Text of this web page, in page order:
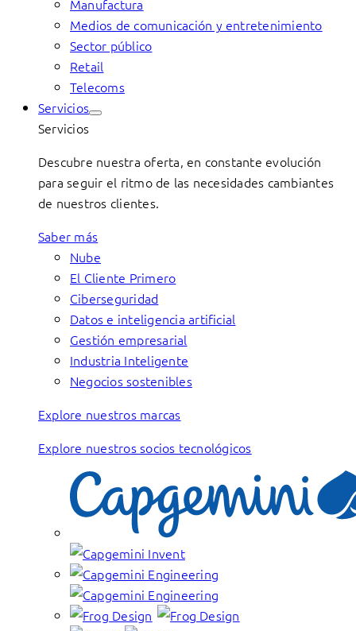
Manufactura
Medios de comunicación y entretenimiento
Sector público
Retail
Telecoms
Servicios
Servicios
Descubre nuestra oferta, en constante evolución
para seguir el ritmo de las necesidades cambiantes
de nuestros clientes.
Saber más
Nube
El Cliente Primero
Ciberseguridad
Datos e inteligencia artificial
Gestión empresarial
Industria Inteligente
Negocios sostenibles
Explore nuestros marcas
Explore nuestros socios tecnológicos